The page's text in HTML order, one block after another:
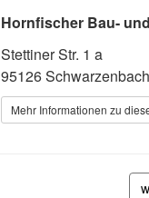
Hornfischer Bau-
Stettiner Str. 1 a
95126 Schwarzenbach
Mehr Informationen zu